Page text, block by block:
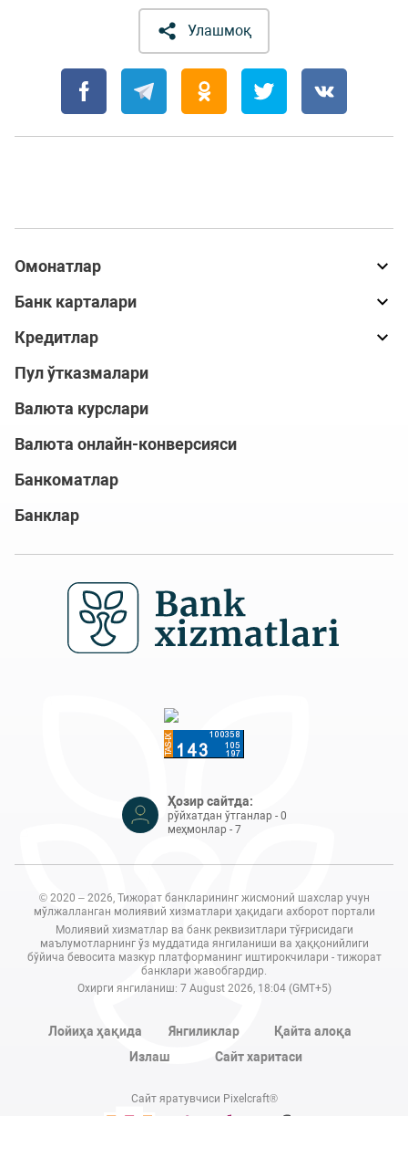
Улашмоқ
Омонатлар
Банк карталари
Кредитлар
Пул ўтказмалари
Валюта курслари
Валюта онлайн-конверсияси
Банкоматлар
Банклар
Ҳозир сайтда:
рўйхатдан ўтганлар - 0
меҳмонлар - 7
© 2020 – 2026, Тижорат банкларининг жисмоний шахслар учун
мўлжалланган молиявий хизматлари ҳақидаги ахборот портали
Молиявий хизматлар ва банк реквизитлари тўғрисидаги
маълумотларнинг ўз муддатида янгиланиши ва ҳаққонийлиги
бўйича бевосита мазкур платформанинг иштирокчилари - тижорат
банклари жавобгардир.
Охирги янгиланиш: 7 August 2026, 18:04 (GMT+5)
Лойиҳа ҳақида Янгиликлар
Қайта алоқа
Излаш
Сайт харитаси
Сайт яратувчиси Pixelcraft®